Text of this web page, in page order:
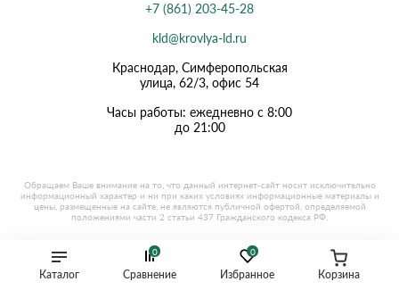
Каталог
0
Избранное
0
Сравнение Корзина
+7 (861) 203-45-28
kld@krovlya-ld.ru
Краснодар, Симферопольская
улица, 62/3, офис 54
Часы работы: ежедневно с 8:00
до 21:00